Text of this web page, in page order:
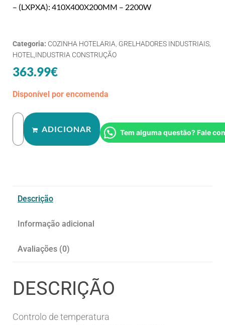
– (LXPXA): 410X400X200MM – 2200W
Categoria: COZINHA HOTELARIA, GRELHADORES INDUSTRIAIS,
HOTEL,INDUSTRIA CONSTRUÇÃO
363.99€
Disponível por encomenda
ADICIONAR Tem alguma questão? Fale
Descrição
Informação adicional
Avaliações (0)
DESCRIÇÃO
Controlo de temperatura